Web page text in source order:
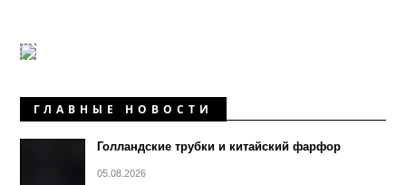
ГЛАВНЫЕ НОВОСТИ
Голландские трубки и китайский фарфор
05.08.2026